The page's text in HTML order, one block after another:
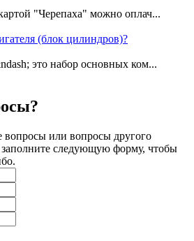
"Черепаха" можно оплач...
(блок цилиндров)?
это набор основных ком...
вопросы или вопросы другого
заполните следующую форму, чтобы